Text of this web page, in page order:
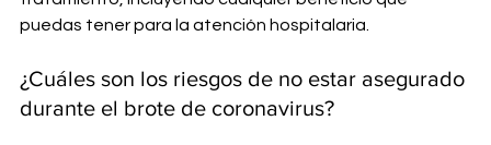
puedas tener para la atención hospitalaria.
¿Cuáles son los riesgos de no estar asegurado
durante el brote de coronavirus?